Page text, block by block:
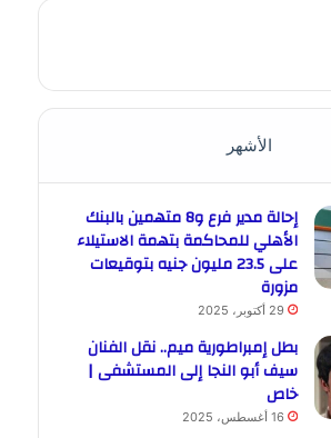
الأشهر
إحالة مدير فرع و8 متهمين بالبنك
الأهلي للمحاكمة بتهمة الاستيلاء
على 23.5 مليون جنيه بتوقيعات
مزورة
29 أكتوبر، 2025
بطل إمبراطورية ميم.. نقل الفنان
سيف أبو النجا إلى المستشفى |
خاص
16 أغسطس، 2025